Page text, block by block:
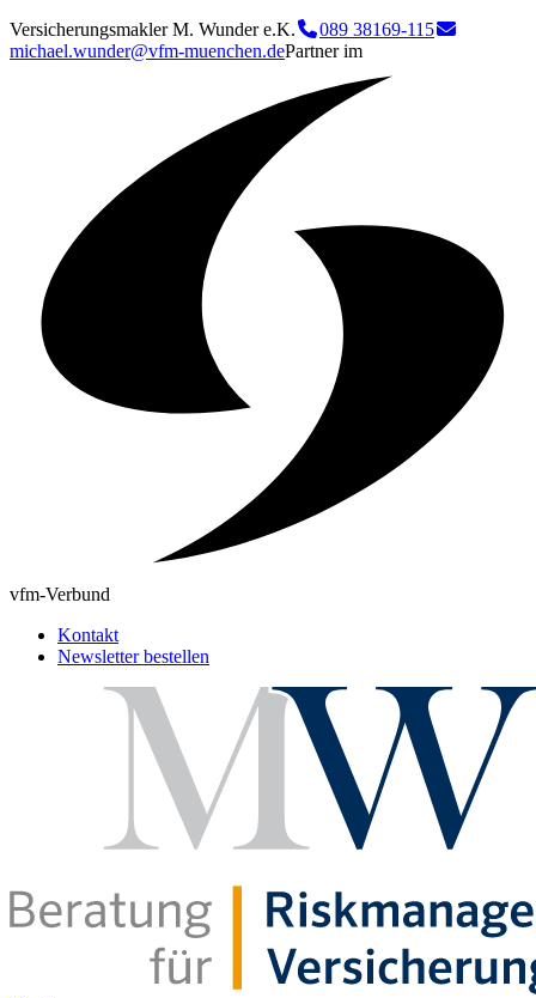
Versicherungsmakler M. Wunder e.K.
089 38169-115
michael.wunder@vfm-muenchen.dePartner im
vfm-Verbund
Kontakt
Newsletter bestellen